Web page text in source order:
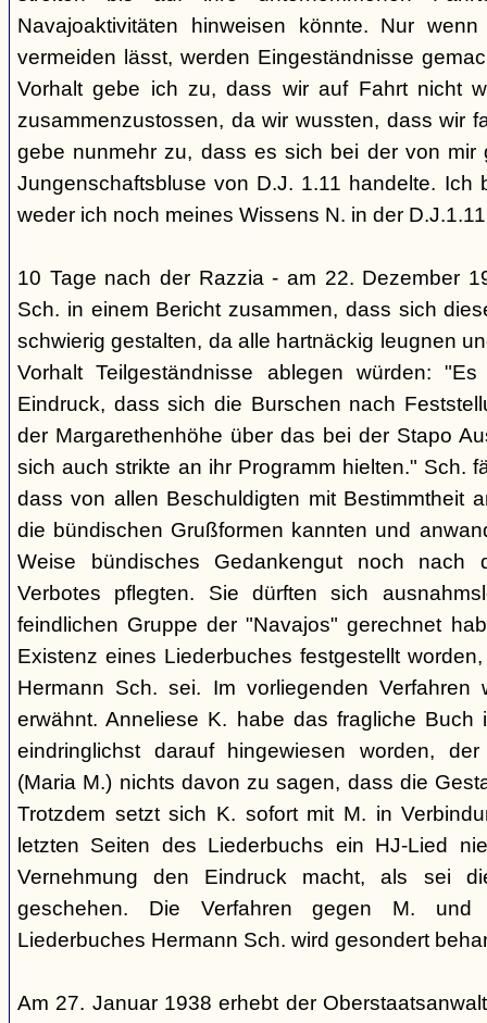
Navajoaktivitäten hinweisen könnte. Nur
vermeiden lässt, werden Eingeständnisse
Vorhalt gebe ich zu, dass wir auf Fahrt nicht
zusammenzustossen, da wir wussten, dass wir
gebe nunmehr zu, dass es sich bei der von mir
Jungenschaftsbluse von D.J. 1.11 handelte. Ich
weder ich noch meines Wissens N. in der
10 Tage nach der Razzia - am 22. Dezember
Sch. in einem Bericht zusammen, dass sich
schwierig gestalten, da alle hartnäckig leugnen
Vorhalt Teilgeständnisse ablegen würden:
Eindruck, dass sich die Burschen nach
der Margarethenhöhe über das bei der Stapo
sich auch strikte an ihr Programm hielten." Sch.
dass von allen Beschuldigten mit Bestimmtheit
die bündischen Grußformen kannten und
Weise bündisches Gedankengut noch nach
Verbotes pflegten. Sie dürften sich
feindlichen Gruppe der "Navajos" gerechnet
Existenz eines Liederbuches festgestellt
Hermann Sch. sei. Im vorliegenden Verfahren
erwähnt. Anneliese K. habe das fragliche Buch
eindringlichst darauf hingewiesen worden,
(Maria M.) nichts davon zu sagen, dass die
Trotzdem setzt sich K. sofort mit M. in
letzten Seiten des Liederbuchs ein HJ-Lied
Vernehmung den Eindruck macht, als sei
geschehen. Die Verfahren gegen M. und
Liederbuches Hermann Sch. wird gesondert
Am 27. Januar 1938 erhebt der